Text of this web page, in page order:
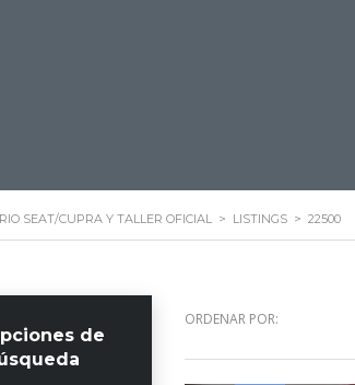
SEAT/CUPRA Y TALLER OFICIAL > LISTINGS > 22500
de
ORDENAR POR: